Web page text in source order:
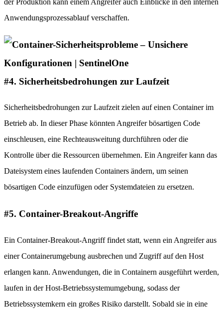
der Produktion kann einem Angreifer auch Einblicke in den internen
Anwendungsprozessablauf verschaffen.
#4. Sicherheitsbedrohungen zur Laufzeit
Sicherheitsbedrohungen zur Laufzeit zielen auf einen Container im
Betrieb ab. In dieser Phase könnten Angreifer bösartigen Code
einschleusen, eine Rechteausweitung durchführen oder die
Kontrolle über die Ressourcen übernehmen. Ein Angreifer kann das
Dateisystem eines laufenden Containers ändern, um seinen
bösartigen Code einzufügen oder Systemdateien zu ersetzen.
#5. Container-Breakout-Angriffe
Ein Container-Breakout-Angriff findet statt, wenn ein Angreifer aus
einer Containerumgebung ausbrechen und Zugriff auf den Host
erlangen kann. Anwendungen, die in Containern ausgeführt werden,
laufen in der Host-Betriebssystemumgebung, sodass der
Betriebssystemkern ein großes Risiko darstellt. Sobald sie in eine